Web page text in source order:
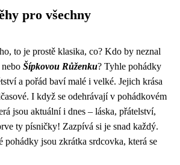
pro všechny
to je prostě klasika, co? Kdo by neznal
nebo Šípkovou Růženku? Tyhle pohádky
a pořád baví malé i velké. Jejich krása
I když se odehrávají v pohádkovém
jsou aktuální i dnes – láska, přátelství,
ty písničky! Zazpívá si je snad každý.
pohádky jsou zkrátka srdcovka, která se